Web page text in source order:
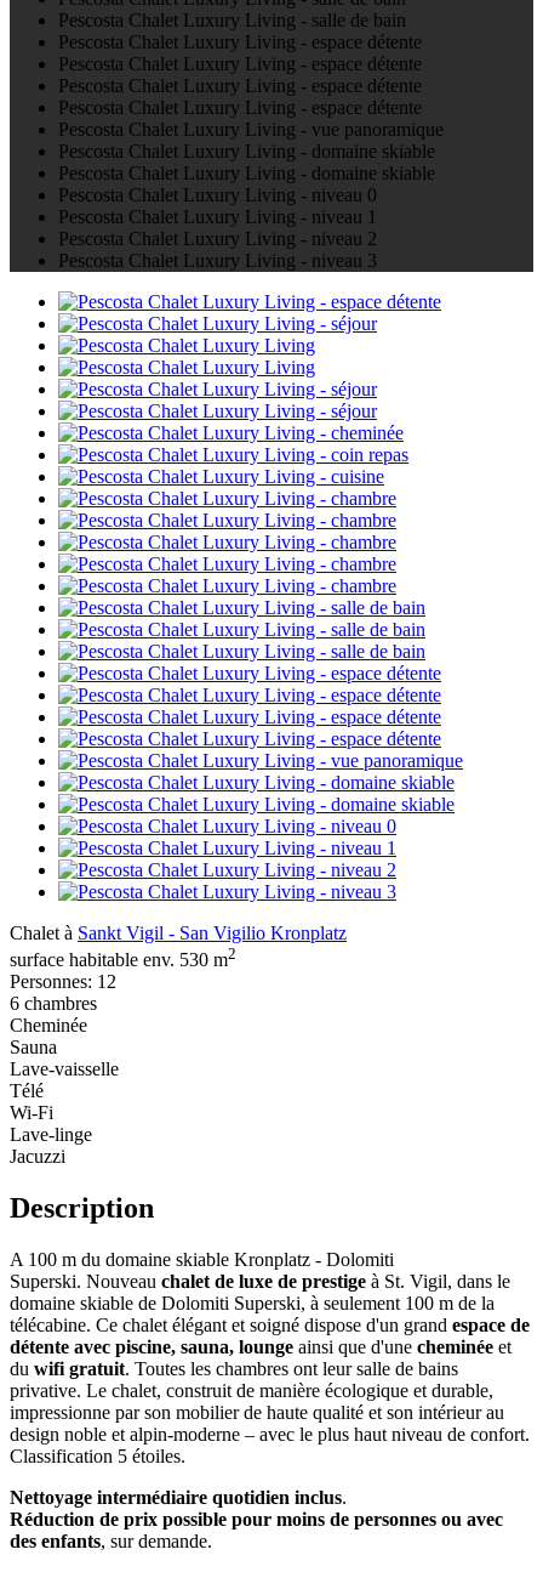
Pescosta Chalet Luxury Living - salle de bain
Pescosta Chalet Luxury Living - espace détente
Pescosta Chalet Luxury Living - espace détente
Pescosta Chalet Luxury Living - espace détente
Pescosta Chalet Luxury Living - espace détente
Pescosta Chalet Luxury Living - vue panoramique
Pescosta Chalet Luxury Living - domaine skiable
Pescosta Chalet Luxury Living - domaine skiable
Pescosta Chalet Luxury Living - niveau 0
Pescosta Chalet Luxury Living - niveau 1
Pescosta Chalet Luxury Living - niveau 2
Pescosta Chalet Luxury Living - niveau 3
Chalet à Sankt Vigil - San Vigilio Kronplatz
surface habitable env. 530 m2
Personnes: 12
6 chambres
Cheminée
Sauna
Lave-vaisselle
Télé
Wi-Fi
Lave-linge
Jacuzzi
Description
A 100 m du domaine skiable Kronplatz - Dolomiti
Superski. Nouveau chalet de luxe de prestige à St. Vigil, dans le
domaine skiable de Dolomiti Superski, à seulement 100 m de la
télécabine. Ce chalet élégant et soigné dispose d'un grand espace de
détente avec piscine, sauna, lounge ainsi que d'une cheminée et
du wifi gratuit. Toutes les chambres ont leur salle de bains
privative. Le chalet, construit de manière écologique et durable,
impressionne par son mobilier de haute qualité et son intérieur au
design noble et alpin-moderne – avec le plus haut niveau de confort.
Classification 5 étoiles.
Nettoyage intermédiaire quotidien inclus.
Réduction de prix possible pour moins de personnes ou avec
des enfants, sur demande.